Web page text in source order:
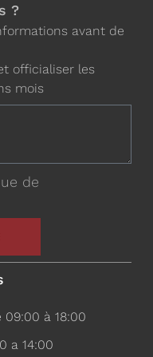
?
avant de
officialiser les
mois
de
à 18:00
a 14:00